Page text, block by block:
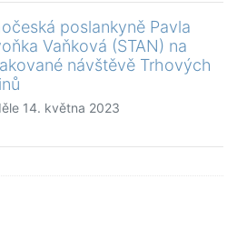
poslankyně Pavla
Vaňková (STAN) na
návštěvě Trhových
14. května 2023